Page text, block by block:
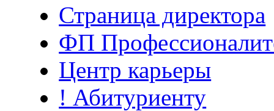
Страница директора
ФП
Центр карьеры
! Абитуриенту